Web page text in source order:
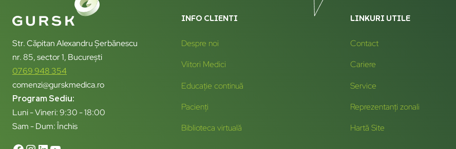
Str. Căpitan Alexandru Șerbănescu
nr. 85, sector 1, București
0769 948 354
comenzi@gurskmedica.ro
Program Sediu:
Luni - Vineri: 9:30 - 18:00
Sam - Dum: Închis
INFO CLIENTI
Despre noi
Viitori Medici
Educație continuă
Pacienți
Biblioteca virtuală
LINKURI UTILE
Contact
Cariere
Service
Reprezentanți zonali
Hartă Site